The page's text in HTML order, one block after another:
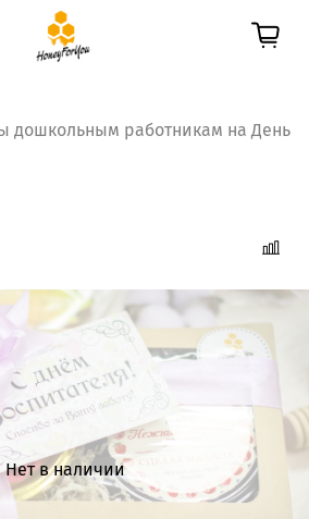
дошкольным работникам на День
Нет в наличии